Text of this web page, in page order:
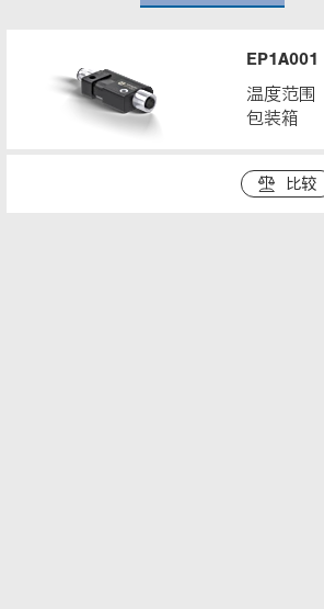
t
t
EP1A001
温度范围
包装箱
比较